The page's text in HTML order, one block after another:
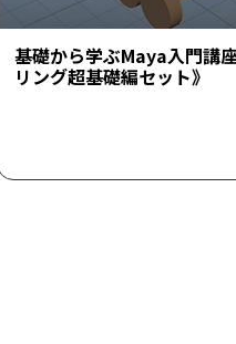
基礎から学ぶMaya入門講
リング超基礎編セット》